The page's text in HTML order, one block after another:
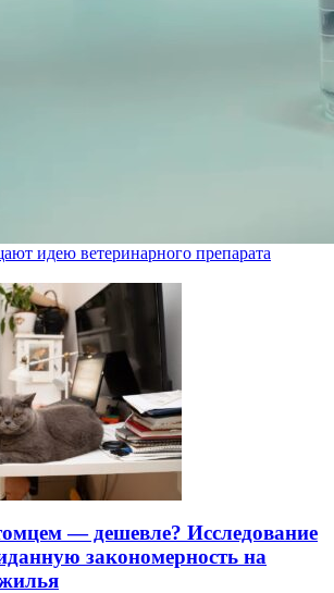
идею ветеринарного препарата
— дешевле? Исследование
закономерность на